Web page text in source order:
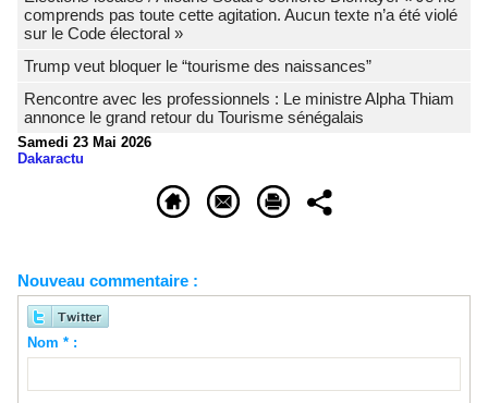
comprends pas toute cette agitation. Aucun texte n’a été violé
sur le Code électoral »
Trump veut bloquer le “tourisme des naissances”
Rencontre avec les professionnels : Le ministre Alpha Thiam
annonce le grand retour du Tourisme sénégalais
Samedi 23 Mai 2026
Dakaractu
Nouveau commentaire :
Nom * :